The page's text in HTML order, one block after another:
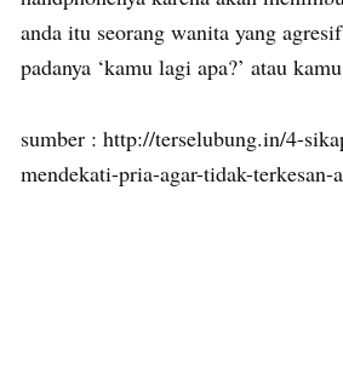
anda itu seorang wanita yang
padanya ‘kamu lagi apa?’ atau
sumber : http://terselubung.in/4-
mendekati-pria-agar-tidak-terkesan-